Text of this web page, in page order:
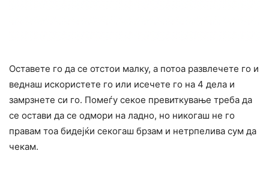
Оставете го да се отстои малку, а потоа развлечете го и
веднаш искористете го или исечете го на 4 дела и
замрзнете си го. Помеѓу секое превиткување треба да
се остави да се одмори на ладно, но никогаш не го
правам тоа бидејќи секогаш брзам и нетрпелива сум да
чекам.